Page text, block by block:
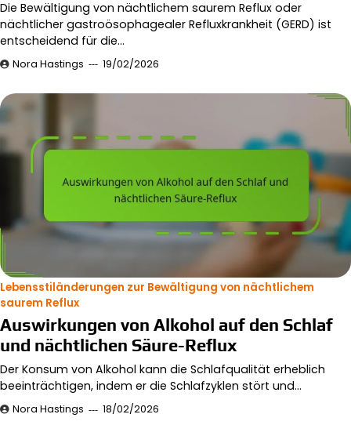
Die Bewältigung von nächtlichem saurem Reflux oder
nächtlicher gastroösophagealer Refluxkrankheit (GERD) ist
entscheidend für die…
Nora Hastings 19/02/2026
Lebensstiländerungen zur Bewältigung von nächtlichem
saurem Reflux
Auswirkungen von Alkohol auf den Schlaf
und nächtlichen Säure-Reflux
Der Konsum von Alkohol kann die Schlafqualität erheblich
beeinträchtigen, indem er die Schlafzyklen stört und…
Nora Hastings 18/02/2026